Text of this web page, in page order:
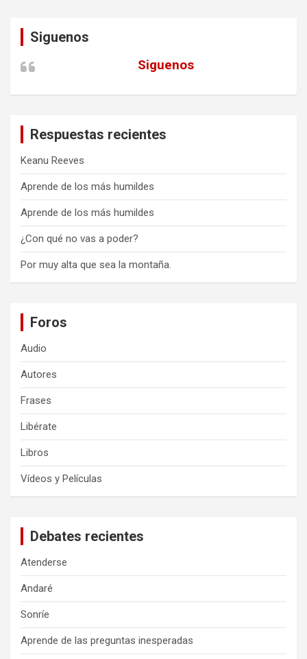
Siguenos
Siguenos
Respuestas recientes
Keanu Reeves
Aprende de los más humildes
Aprende de los más humildes
¿Con qué no vas a poder?
Por muy alta que sea la montaña.
Foros
Audio
Autores
Frases
Libérate
Libros
Vídeos y Películas
Debates recientes
Atenderse
Andaré
Sonríe
Aprende de las preguntas inesperadas